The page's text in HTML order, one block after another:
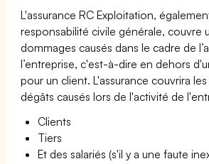
L'assurance RC Exploitation,
responsabilité civile générale, couvre
dommages causés dans le cadre de
l’entreprise, c'est-à-dire en dehors
pour un client. L'assurance couvrira
dégâts causés lors de l'activité de
Clients
Tiers
Et des salariés (s'il y a une faute